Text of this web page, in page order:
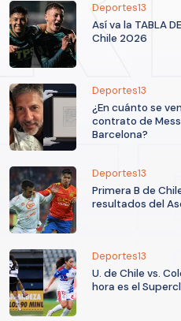
Deportes13
Así va la TABLA
Chile 2026
Deportes13
¿En cuánto se
contrato de
Barcelona?
Deportes13
Primera B de
resultados del
Deportes13
U. de Chile vs.
hora es el